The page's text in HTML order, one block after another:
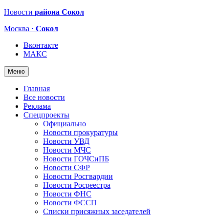
Новости района Сокол
Москва · Сокол
Вконтакте
МАКС
Меню
Главная
Все новости
Реклама
Спецпроекты
Официально
Новости прокуратуры
Новости УВД
Новости МЧС
Новости ГОЧСиПБ
Новости СФР
Новости Росгвардии
Новости Росреестра
Новости ФНС
Новости ФССП
Списки присяжных заседателей